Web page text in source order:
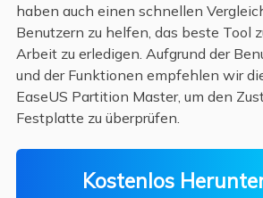
haben auch einen schnellen
Benutzern zu helfen, das beste Tool
Arbeit zu erledigen. Aufgrund der
und der Funktionen empfehlen wir
EaseUS Partition Master, um den
Festplatte zu überprüfen.
Kostenlos